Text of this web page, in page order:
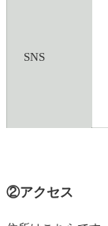
SNS
②アクセス